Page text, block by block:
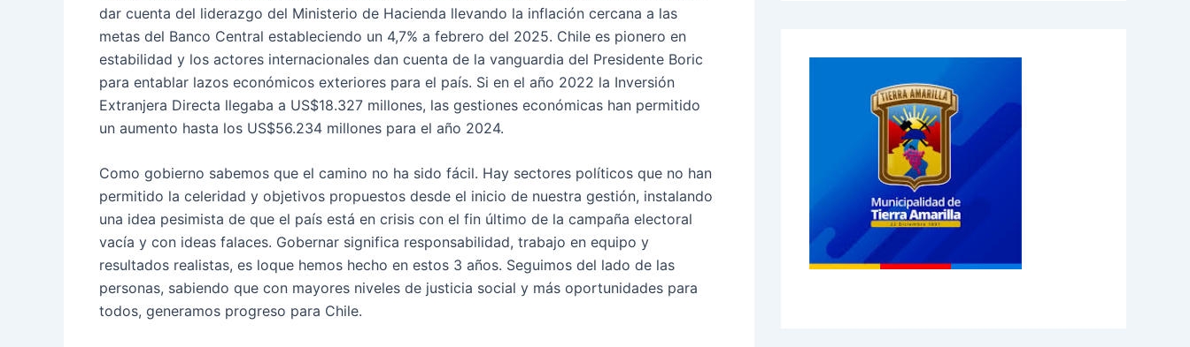
dar cuenta del liderazgo del Ministerio de Hacienda llevando la inflación cercana a las
metas del Banco Central estableciendo un 4,7% a febrero del 2025. Chile es pionero en
estabilidad y los actores internacionales dan cuenta de la vanguardia del Presidente Boric
para entablar lazos económicos exteriores para el país. Si en el año 2022 la Inversión
Extranjera Directa llegaba a US$18.327 millones, las gestiones económicas han permitido
un aumento hasta los US$56.234 millones para el año 2024.
Como gobierno sabemos que el camino no ha sido fácil. Hay sectores políticos que no han
permitido la celeridad y objetivos propuestos desde el inicio de nuestra gestión, instalando
una idea pesimista de que el país está en crisis con el fin último de la campaña electoral
vacía y con ideas falaces. Gobernar significa responsabilidad, trabajo en equipo y
resultados realistas, es loque hemos hecho en estos 3 años. Seguimos del lado de las
personas, sabiendo que con mayores niveles de justicia social y más oportunidades para
todos, generamos progreso para Chile.